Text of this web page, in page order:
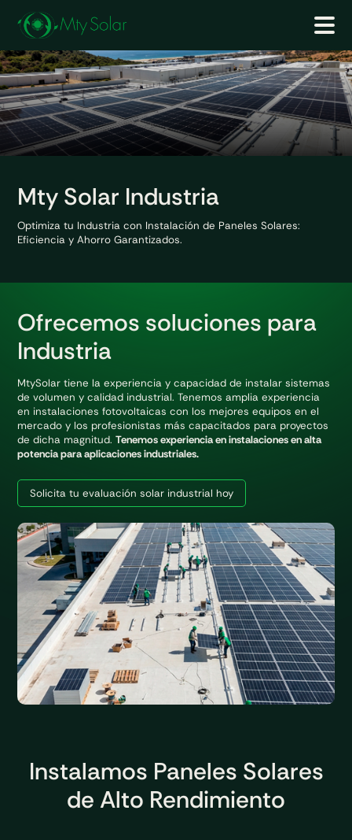
Mty Solar Industria
Optimiza tu Industria con Instalación de Paneles Solares:
Eficiencia y Ahorro Garantizados.
Ofrecemos soluciones para
Industria
MtySolar tiene la experiencia y capacidad de instalar sistemas
de volumen y calidad industrial. Tenemos amplia experiencia
en instalaciones fotovoltaicas con los mejores equipos en el
mercado y los profesionistas más capacitados para proyectos
de dicha magnitud.Tenemos experiencia en instalaciones en alta
potencia para aplicaciones industriales.
Solicita tu evaluación solar industrial hoy
Instalamos Paneles Solares
de Alto Rendimiento